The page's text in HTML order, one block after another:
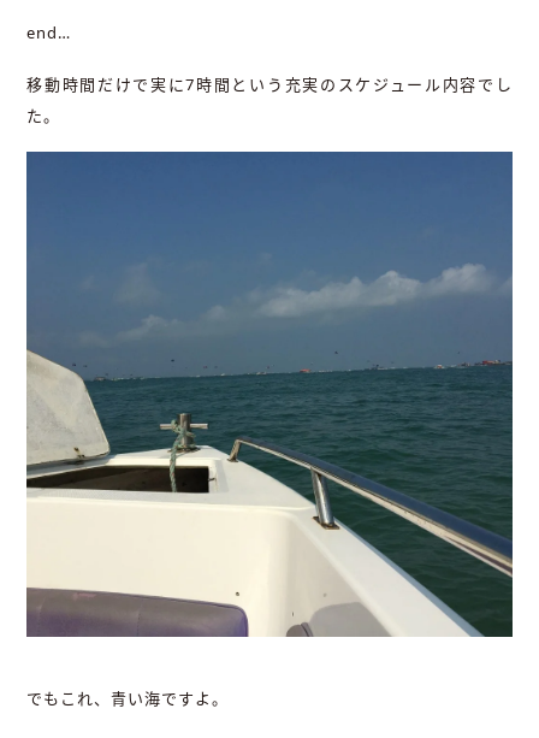
end…
移動時間だけで実に7時間という充実のスケジュール内容でし
た。
でもこれ、青い海ですよ。